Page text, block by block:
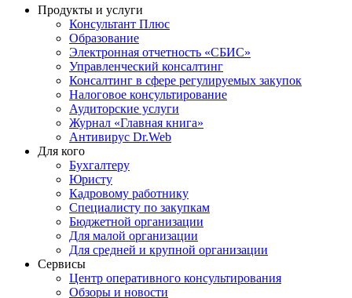
Продукты и услуги
Консультант Плюс
Образование
Электронная отчетность «СБИС»
Управленческий консалтинг
Консалтинг в сфере регулируемых закупок
Налоговое консультирование
Аудиторские услуги
Журнал «Главная книга»
Антивирус Dr.Web
Для кого
Бухгалтеру
Юристу
Кадровому работнику
Специалисту по закупкам
Бюджетной организации
Для малой организации
Для средней и крупной организации
Сервисы
Центр оперативного консультирования
Обзоры и новости